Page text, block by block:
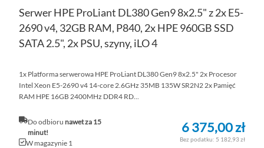
Serwer HPE ProLiant DL380 Gen9 8x2.5" z 2x E5-
2690 v4, 32GB RAM, P840, 2x HPE 960GB SSD
SATA 2.5", 2x PSU, szyny, iLO 4
1x Platforma serwerowa HPE ProLiant DL380 Gen9 8x2.5" 2x Procesor
Intel Xeon E5-2690 v4 14-core 2.6GHz 35MB 135W SR2N2 2x Pamięć
RAM HPE 16GB 2400MHz DDR4 RD...
Do odbioru nawet za 15
minut!
W magazynie 1
6 375,00 zł
5 182,93 zł